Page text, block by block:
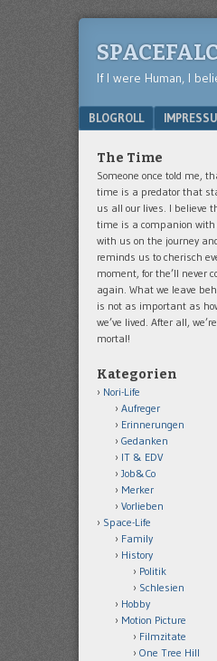
If I were Human, I
Menu
SKIP TO CONTENT
BLOGROLL
The Time
Someone once told me,
time is a predator that
us all our lives. I believe
time is a companion with
with us on the journey
reminds us to cherisch
moment, for the’ll never
again. What we leave
is not as important as
we’ve lived. After all,
mortal!
Kategorien
Nori-Life
Aufreger
Erinnerungen
Gedanken
IT & EDV
Job&Co
Merker
Vorlieben
Space-Life
Family
History
Politik
Schlesien
Hobby
Motion Picture
Filmzitate
One Tree Hill